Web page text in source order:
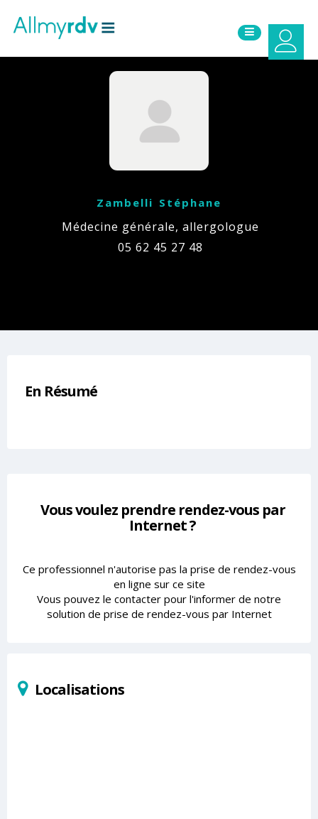
Zambelli Stéphane
Médecine générale, allergologue
05 62 45 27 48
En Résumé
Vous voulez prendre rendez-vous par
Internet ?
Ce professionnel n'autorise pas la prise de rendez-vous
en ligne sur ce site
Vous pouvez le contacter pour l'informer de notre
solution de prise de rendez-vous par Internet
Localisations